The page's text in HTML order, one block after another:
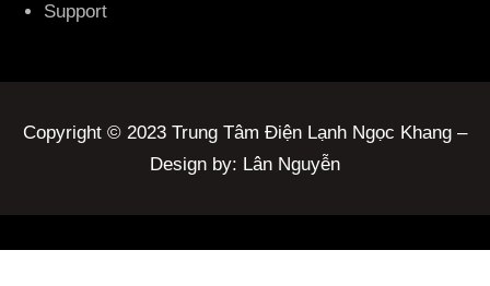
Support
Copyright © 2023 Trung Tâm Điện Lạnh Ngọc Khang –
Design by: Lân Nguyễn